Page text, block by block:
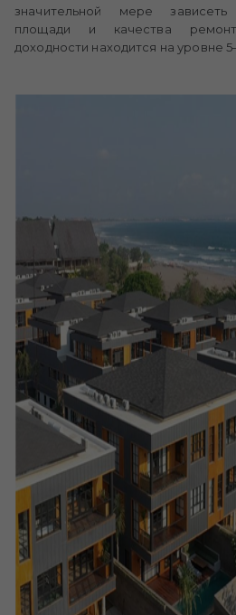
значительной мере
площади и качества
доходности находится на уровне